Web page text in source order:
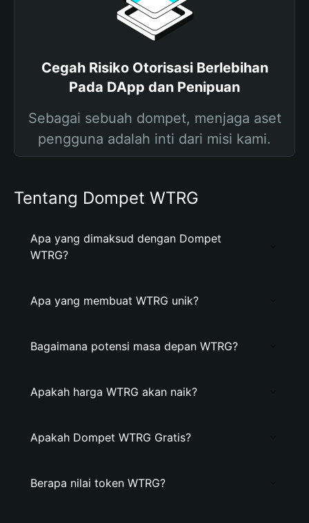
Cegah Risiko Otorisasi Berlebihan
Pada DApp dan Penipuan
Sebagai sebuah dompet, menjaga aset
pengguna adalah inti dari misi kami.
Tentang Dompet WTRG
Apa yang dimaksud dengan Dompet
WTRG?
Apa yang membuat WTRG unik?
Bagaimana potensi masa depan WTRG?
Apakah harga WTRG akan naik?
Apakah Dompet WTRG Gratis?
Berapa nilai token WTRG?